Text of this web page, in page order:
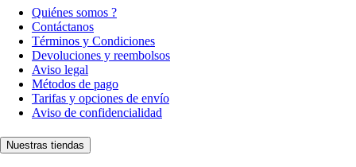
Quiénes somos ?
Contáctanos
Términos y Condiciones
Devoluciones y reembolsos
Aviso legal
Métodos de pago
Tarifas y opciones de envío
Aviso de confidencialidad
Nuestras tiendas